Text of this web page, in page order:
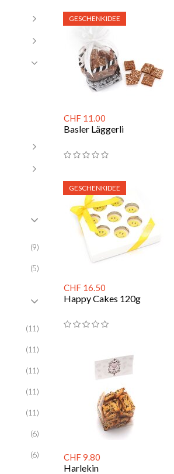
(9)
(5)
(11)
(11)
(11)
(11)
(11)
(6)
(6)
CHF 11.00
Basler Läggerli
GESCHENKIDEE
CHF 16.50
Happy Cakes 120g
GESCHENKIDEE
CHF 9.80
Harlekin